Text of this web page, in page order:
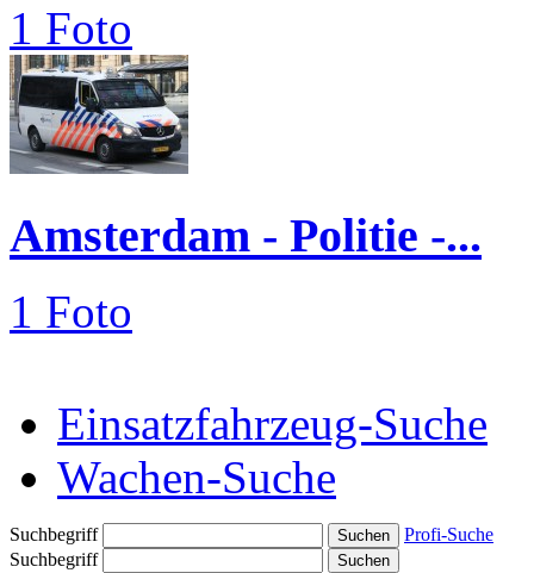
1 Foto
Amsterdam - Politie -...
1 Foto
Einsatzfahrzeug-Suche
Wachen-Suche
Suchbegriff
Profi-Suche
Suchbegriff